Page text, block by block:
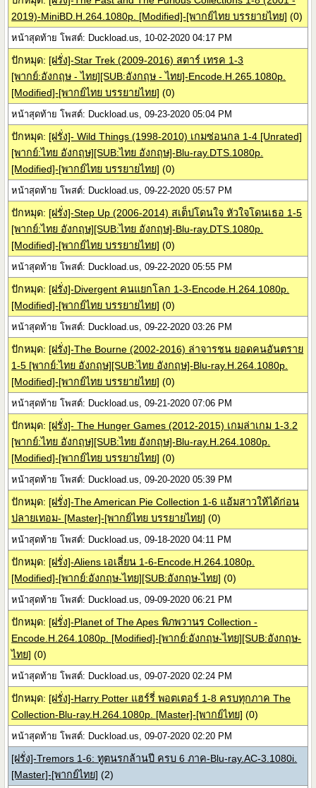
2019)-MiniBD.H.264.1080p. [Modified]-[พากย์ไทย บรรยายไทย] (0)
หน้าสุดท้าย โพสต์: Duckload.us, 10-02-2020 04:17 PM
ปักหมุด: [ฝรั่ง]-Star Trek (2009-2016) สตาร์ เทรค 1-3
[พากย์:อังกฤษ - ไทย][SUB:อังกฤษ - ไทย]-Encode.H.265.1080p.
[Modified]-[พากย์ไทย บรรยายไทย] (0)
หน้าสุดท้าย โพสต์: Duckload.us, 09-23-2020 05:04 PM
ปักหมุด: [ฝรั่ง]- Wild Things (1998-2010) เกมซ่อนกล 1-4 [Unrated]
[พากย์:ไทย อังกฤษ][SUB:ไทย อังกฤษ]-Blu-ray.DTS.1080p.
[Modified]-[พากย์ไทย บรรยายไทย] (0)
หน้าสุดท้าย โพสต์: Duckload.us, 09-22-2020 05:57 PM
ปักหมุด: [ฝรั่ง]-Step Up (2006-2014) สเต็ปโดนใจ หัวใจโดนเธอ 1-5
[พากย์:ไทย อังกฤษ][SUB:ไทย อังกฤษ]-Blu-ray.DTS.1080p.
[Modified]-[พากย์ไทย บรรยายไทย] (0)
หน้าสุดท้าย โพสต์: Duckload.us, 09-22-2020 05:55 PM
ปักหมุด: [ฝรั่ง]-Divergent คนแยกโลก 1-3-Encode.H.264.1080p.
[Modified]-[พากย์ไทย บรรยายไทย] (0)
หน้าสุดท้าย โพสต์: Duckload.us, 09-22-2020 03:26 PM
ปักหมุด: [ฝรั่ง]-The Bourne (2002-2016) ล่าจารชน ยอดคนอันตราย
1-5 [พากย์:ไทย อังกฤษ][SUB:ไทย อังกฤษ]-Blu-ray.H.264.1080p.
[Modified]-[พากย์ไทย บรรยายไทย] (0)
หน้าสุดท้าย โพสต์: Duckload.us, 09-21-2020 07:06 PM
ปักหมุด: [ฝรั่ง]- The Hunger Games (2012-2015) เกมล่าเกม 1-3.2
[พากย์:ไทย อังกฤษ][SUB:ไทย อังกฤษ]-Blu-ray.H.264.1080p.
[Modified]-[พากย์ไทย บรรยายไทย] (0)
หน้าสุดท้าย โพสต์: Duckload.us, 09-20-2020 05:39 PM
ปักหมุด: [ฝรั่ง]-The American Pie Collection 1-6 แอ้มสาวให้ได้ก่อน
ปลายเทอม- [Master]-[พากย์ไทย บรรยายไทย] (0)
หน้าสุดท้าย โพสต์: Duckload.us, 09-18-2020 04:11 PM
ปักหมุด: [ฝรั่ง]-Aliens เอเลี่ยน 1-6-Encode.H.264.1080p.
[Modified]-[พากย์:อังกฤษ-ไทย][SUB:อังกฤษ-ไทย] (0)
หน้าสุดท้าย โพสต์: Duckload.us, 09-09-2020 06:21 PM
ปักหมุด: [ฝรั่ง]-Planet of The Apes พิภพวานร Collection -
Encode.H.264.1080p. [Modified]-[พากย์:อังกฤษ-ไทย][SUB:อังกฤษ-
ไทย] (0)
หน้าสุดท้าย โพสต์: Duckload.us, 09-07-2020 02:24 PM
ปักหมุด: [ฝรั่ง]-Harry Potter แฮร์รี่ พอตเตอร์ 1-8 ครบทุกภาค The
Collection-Blu-ray.H.264.1080p. [Master]-[พากย์ไทย] (0)
หน้าสุดท้าย โพสต์: Duckload.us, 09-07-2020 02:20 PM
[ฝรั่ง]-Tremors 1-6: ทูตนรกล้านปี ครบ 6 ภาค-Blu-ray.AC-3.1080i.
[Master]-[พากย์ไทย] (2)